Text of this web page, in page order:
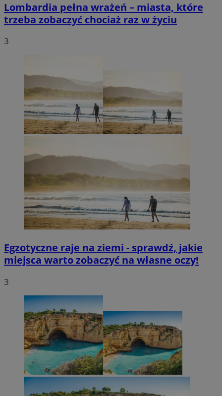
Lombardia pełna wrażeń – miasta, które
trzeba zobaczyć chociaż raz w życiu
3
Egzotyczne raje na ziemi - sprawdź, jakie
miejsca warto zobaczyć na własne oczy!
3